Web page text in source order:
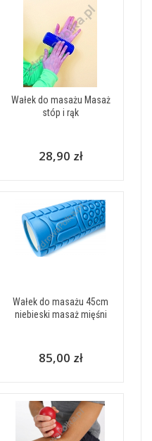
Wałek do masażu Masaż
stóp i rąk
28,90 zł
Wałek do masażu 45cm
niebieski masaż mięśni
85,00 zł